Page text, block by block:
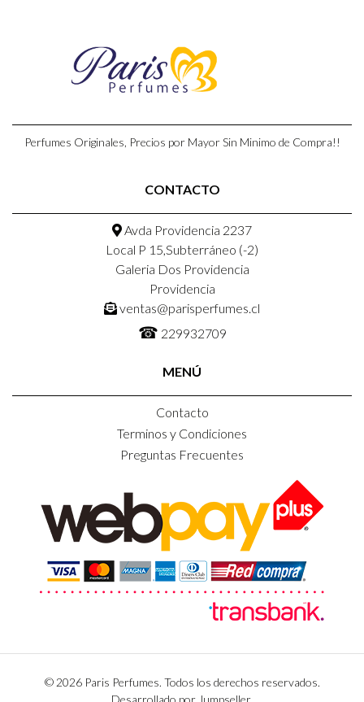
Perfumes Originales, Precios por Mayor Sin Minimo de Compra!!
CONTACTO
Avda Providencia 2237
Local P 15,Subterráneo (-2)
Galeria Dos Providencia
Providencia
ventas@parisperfumes.cl
☎ 229932709
MENÚ
Contacto
Terminos y Condiciones
Preguntas Frecuentes
© 2026 Paris Perfumes. Todos los derechos reservados.
Desarrollado por Jumpseller.